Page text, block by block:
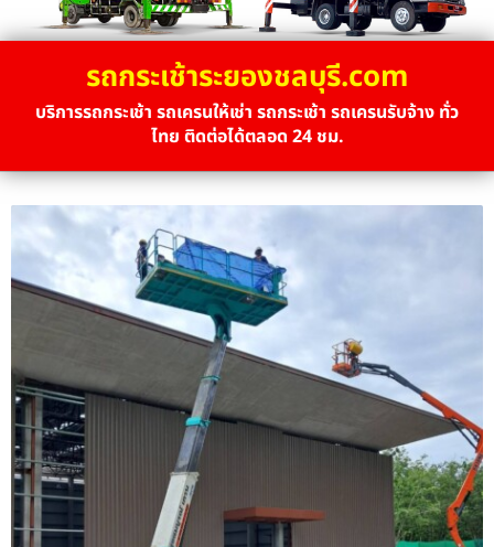
รถกระเช้าระยองชลบุรี.com
บริการรถกระเช้า รถเครนให้เช่า รถกระเช้า รถเครนรับจ้าง ทั่ว
ไทย ติดต่อได้ตลอด 24 ชม.